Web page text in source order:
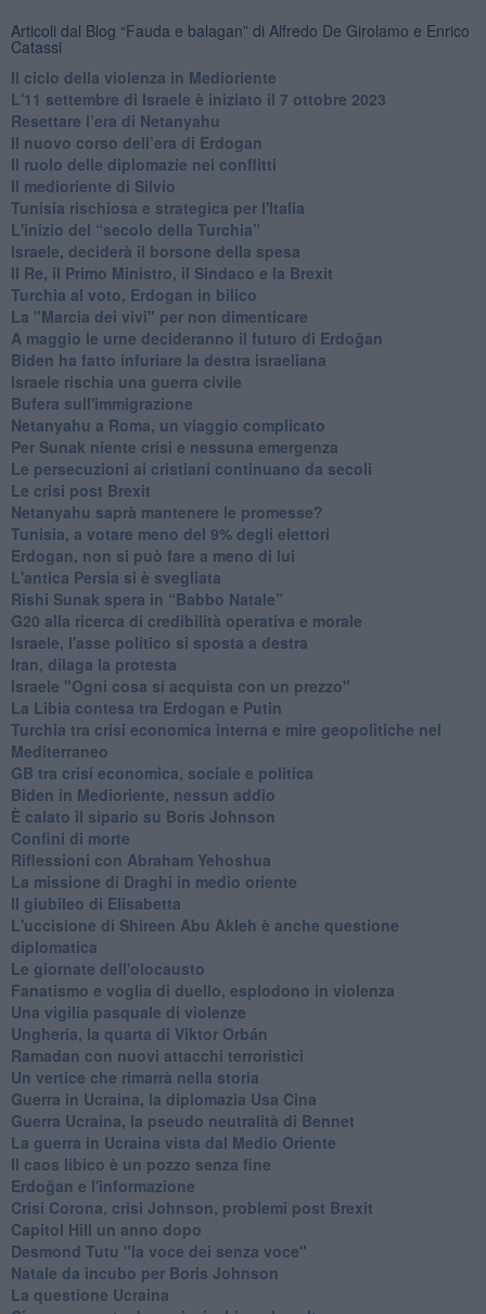
Articoli dal Blog “Fauda e balagan” di Alfredo De Girolamo e Enrico
Catassi
Il ciclo della violenza in Medioriente
L'11 settembre di Israele è iniziato il 7 ottobre 2023
Resettare l’era di Netanyahu
​Il nuovo corso dell’era di Erdogan
Il ruolo delle diplomazie nei conflitti
Il medioriente di Silvio
Tunisia rischiosa e strategica per l'Italia
L'inizio del “secolo della Turchia”
Israele, deciderà il borsone della spesa
Il Re, il Primo Ministro, il Sindaco e la Brexit
Turchia al voto, Erdogan in bilico
La "Marcia dei vivi" per non dimenticare
A maggio le urne decideranno il futuro di Erdoğan
Biden ha fatto infuriare la destra israeliana
Israele rischia una guerra civile
Bufera sull'immigrazione
Netanyahu a Roma, un viaggio complicato
Per Sunak niente crisi e nessuna emergenza
Le persecuzioni ai cristiani continuano da secoli
Le crisi post Brexit
Netanyahu saprà mantenere le promesse?
Tunisia, a votare meno del 9% degli elettori
Erdogan, non si può fare a meno di lui
L'antica Persia si è svegliata
Rishi Sunak spera in “Babbo Natale”
G20 alla ricerca di credibilità operativa e morale
Israele, l'asse politico si sposta a destra
Iran, dilaga la protesta
Israele "Ogni cosa si acquista con un prezzo"
La Libia contesa tra Erdogan e Putin
Turchia tra crisi economica interna e mire geopolitiche nel
Mediterraneo
GB tra crisi economica, sociale e politica
Biden in Medioriente, nessun addio
È calato il sipario su Boris Johnson
Confini di morte
Riflessioni con Abraham Yehoshua
La missione di Draghi in medio oriente
Il giubileo di Elisabetta
L'uccisione di Shireen Abu Akleh è anche questione
diplomatica
Le giornate dell'olocausto
Fanatismo e voglia di duello, esplodono in violenza
Una vigilia pasquale di violenze
Ungheria, la quarta di Viktor Orbán
Ramadan con nuovi attacchi terroristici
Un vertice che rimarrà nella storia
Guerra in Ucraina, la diplomazia Usa Cina
Guerra Ucraina, la pseudo neutralità di Bennet
La guerra in Ucraina vista dal Medio Oriente
​Il caos libico è un pozzo senza fine
Erdoğan e l'informazione
Crisi Corona, crisi Johnson, problemi post Brexit
Capitol Hill un anno dopo
Desmond Tutu "la voce dei senza voce"
Natale da incubo per Boris Johnson
La questione Ucraina